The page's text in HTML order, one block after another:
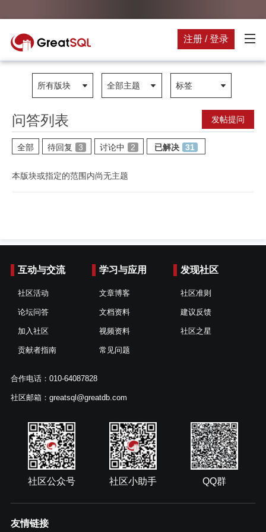
注册 / 登录
所有版块 全部主题 标签
问答列表 发帖提问
全部 待回复 3 讨论中 2 已解决 31
本版块或指定的范围内尚无主题
互动与交流
社区活动
论坛问答
加入社区
贡献者指南
学习与应用
文章博客
文档资料
视频资料
常见问题
发现社区
社区准则
建议反馈
社区之星
合作电话：010-64087828
社区邮箱：greatsql@greatdb.com
社区公众号 社区小助手 QQ群
友情链接